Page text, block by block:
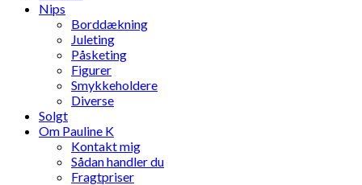
Nips
Borddækning
Juleting
Påsketing
Figurer
Smykkeholdere
Diverse
Solgt
Om Pauline K
Kontakt mig
Sådan handler du
Fragtpriser